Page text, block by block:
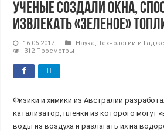
Ученые создали окна,
извлекать «зеленое»
16.06.2017 Наука,Технологии и
312 Просмотры
Физики и химики из Австралии
катализатор, пленки из которого могут
воды из воздуха и разлагать их на